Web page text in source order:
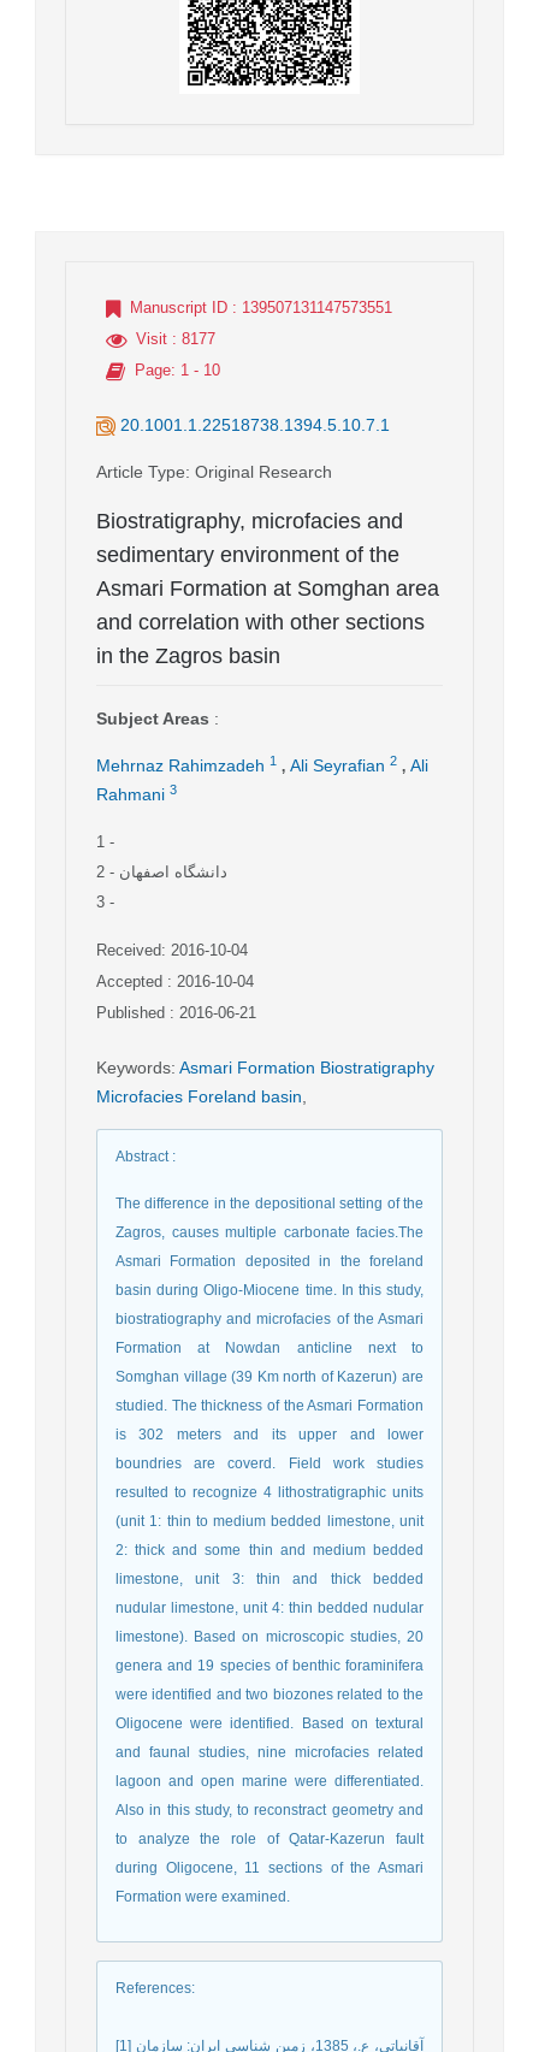
Manuscript ID : 139507131147573551
Visit : 8177
Page: 1 - 10
20.1001.1.22518738.1394.5.10.7.1
Article Type: Original Research
Biostratigraphy, microfacies and
sedimentary environment of the
Asmari Formation at Somghan area
and correlation with other sections
in the Zagros basin
Subject Areas :
Mehrnaz Rahimzadeh 1 , Ali Seyrafian 2 , Ali
Rahmani 3
1 -
2
- دانشگاه اصفهان
3 -
Received: 2016-10-04
Accepted : 2016-10-04
Published : 2016-06-21
Keywords: Asmari Formation Biostratigraphy
Microfacies Foreland basin
Abstract:
The difference in the depositional setting of the
Zagros, causes multiple carbonate facies.The
Asmari Formation deposited in the foreland
basin during Oligo-Miocene time. In this study,
biostratiography and microfacies of the Asmari
Formation at Nowdan anticline next to
Somghan village (39 Km north of Kazerun) are
studied. The thickness of the Asmari Formation
is 302 meters and its upper and lower
boundries are coverd. Field work studies
resulted to recognize 4 lithostratigraphic units
(unit 1: thin to medium bedded limestone, unit
2: thick and some thin and medium bedded
limestone, unit 3: thin and thick bedded
nudular limestone, unit 4: thin bedded nudular
limestone). Based on microscopic studies, 20
genera and 19 species of benthic foraminifera
were identified and two biozones related to the
Oligocene were identified. Based on textural
and faunal studies, nine microfacies related
lagoon and open marine were differentiated.
Also in this study, to reconstract geometry and
to analyze the role of Qatar-Kazerun fault
during Oligocene, 11 sections of the Asmari
Formation were examined.
References:
[1] آقانباتي، ع.، 1385، زمين شناسي ايران: سازمان